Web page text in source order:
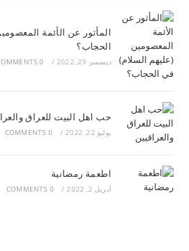
المأثور عن الأئمة
الحجاب؟
ديسمبر 29, 2022 /
0 COMMENTS
حب اهل البيت للعراق
يوليو 22, 2022 /
0 COMMENTS
اطعمة رمضانية
أبريل 2, 2022 /
0 COMMENTS